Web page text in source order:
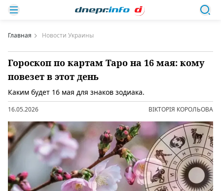
Главная Новости Украины
Гороскоп по картам Таро на 16 мая: кому
повезет в этот день
Каким будет 16 мая для знаков зодиака.
16.05.2026 ВІКТОРІЯ КОРОЛЬОВА